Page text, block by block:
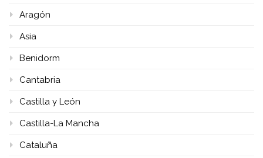
Aragón
Asia
Benidorm
Cantabria
Castilla y León
Castilla-La Mancha
Cataluña